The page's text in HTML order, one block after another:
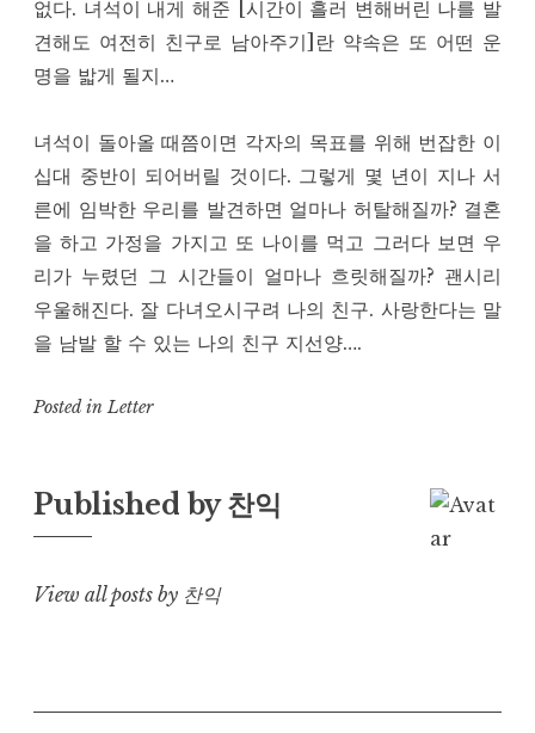
없다. 녀석이 내게 해준 [시간이 흘러 변해버린 나를 발
견해도 여전히 친구로 남아주기]란 약속은 또 어떤 운
명을 밟게 될지…
녀석이 돌아올 때쯤이면 각자의 목표를 위해 번잡한 이
십대 중반이 되어버릴 것이다. 그렇게 몇 년이 지나 서
른에 임박한 우리를 발견하면 얼마나 허탈해질까? 결혼
을 하고 가정을 가지고 또 나이를 먹고 그러다 보면 우
리가 누렸던 그 시간들이 얼마나 흐릿해질까? 괜시리
우울해진다. 잘 다녀오시구려 나의 친구. 사랑한다는 말
을 남발 할 수 있는 나의 친구 지선양….
Posted inLetter
Published by찬익
View all posts by 찬익